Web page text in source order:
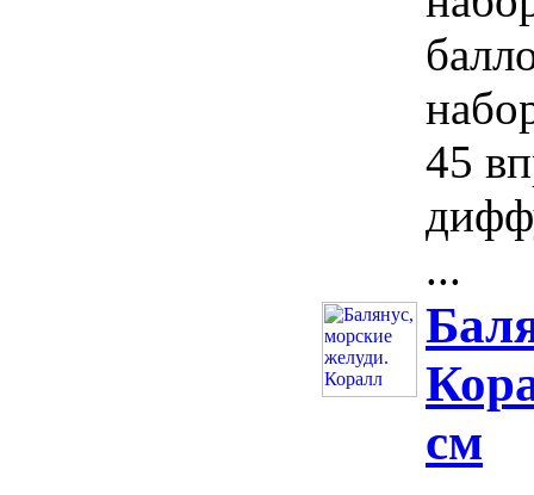
45
...
см